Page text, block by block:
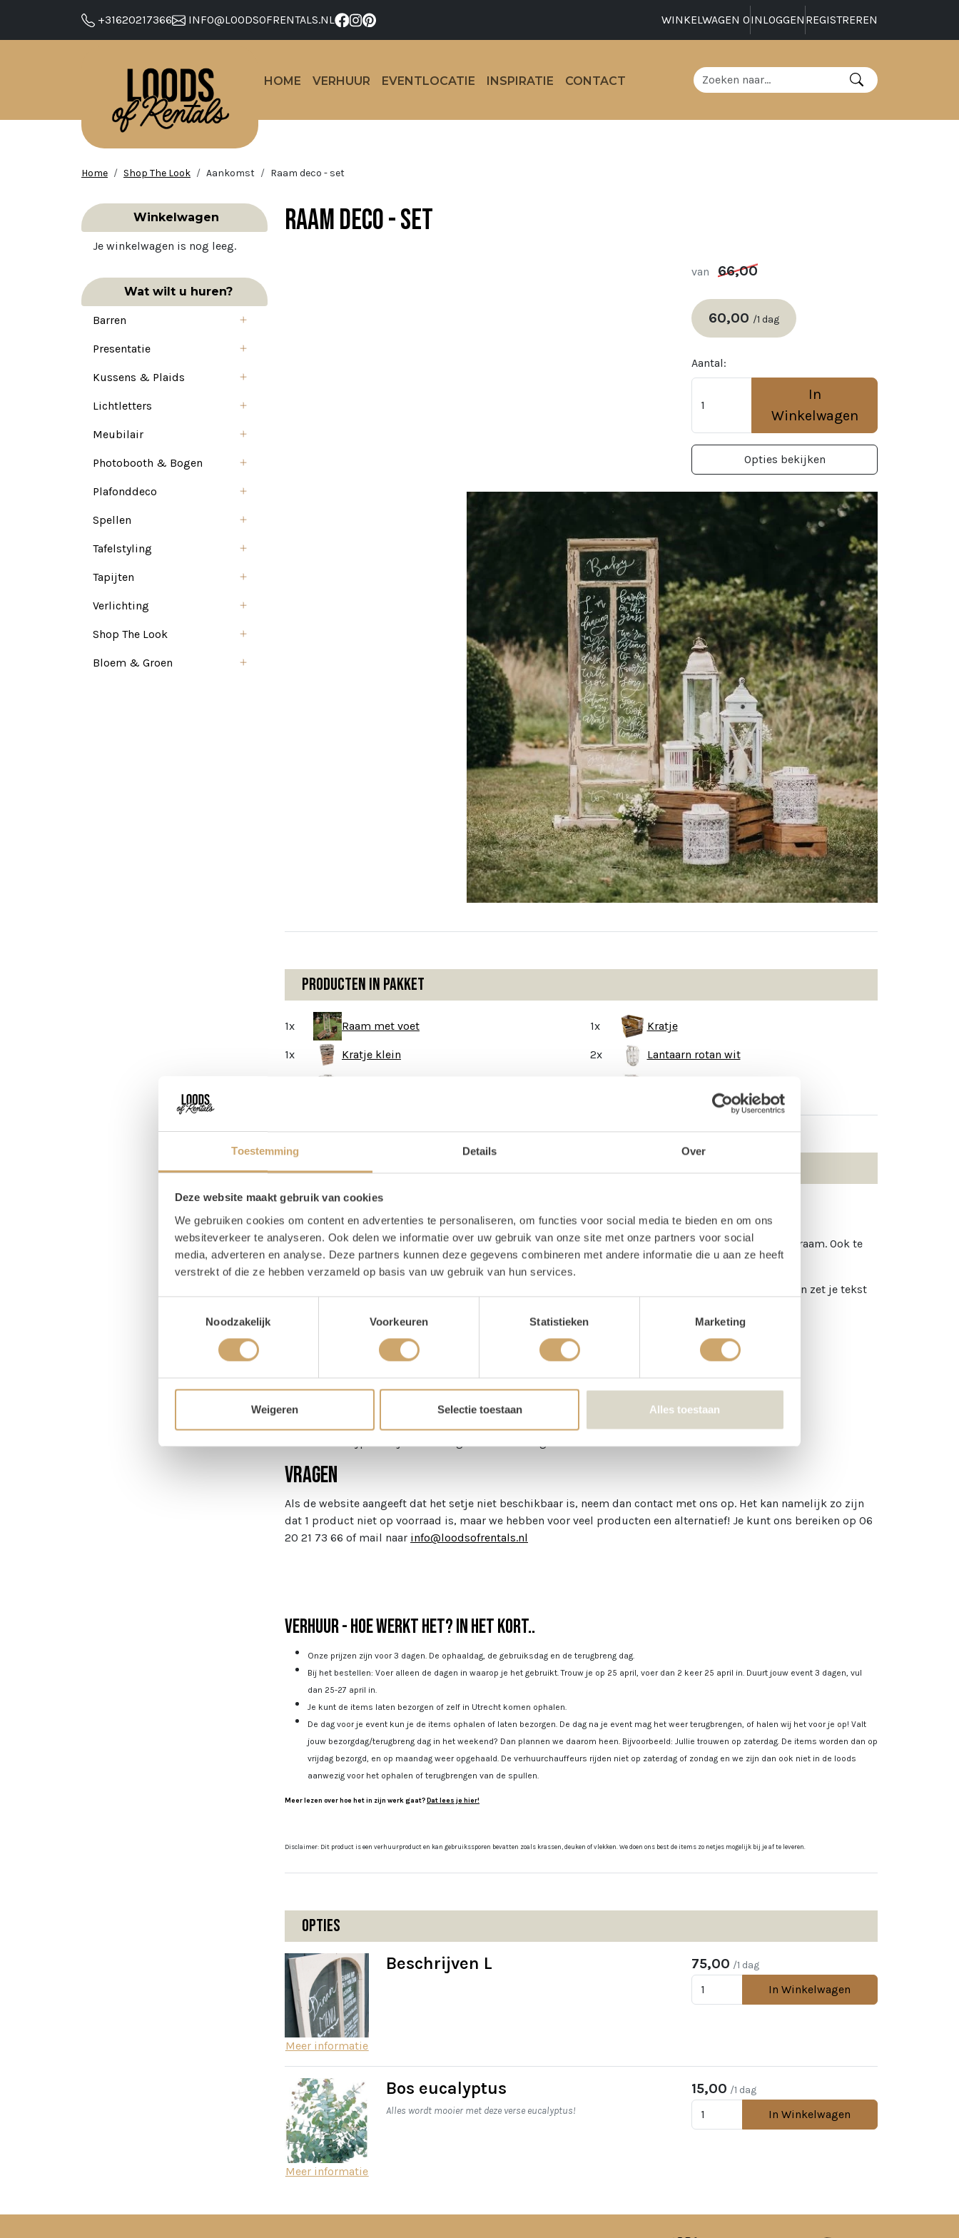
Toestemming Details Over
Deze website maakt gebruik van cookies
We gebruiken cookies om content en advertenties te personaliseren, om functies voor social media te bieden en om ons
websiteverkeer te analyseren. Ook delen we informatie over uw gebruik van onze site met onze partners voor social
media, adverteren en analyse. Deze partners kunnen deze gegevens combineren met andere informatie die u aan ze heeft
verstrekt of die ze hebben verzameld op basis van uw gebruik van hun services.
Noodzakelijk
Voorkeuren Statistieken Marketing
Weigeren Selectie toestaan Alles toestaan
+31620217366 INFO@LOODSOFRENTALS.NL WINKELWAGEN 0INLOGGEN REGISTREREN
HOME VERHUUR EVENTLOCATIE INSPIRATIE CONTACT
Home Shop The Look Aankomst Raam deco - set
Winkelwagen
Je winkelwagen is nog leeg.
Wat wilt u huren?
Barren
Presentatie
Kussens & Plaids
Lichtletters
Meubilair
Photobooth & Bogen
Plafonddeco
Spellen
Tafelstyling
Tapijten
Verlichting
Shop The Look
Bloem & Groen
Raam deco - set
van 66,00
60,00 /1 dag
Aantal:
In
Winkelwagen
Opties bekijken
Producten in pakket
1x Raam met voet 1x Kratje
1x Kratje klein 2x Lantaarn rotan wit
Omschrijving
Raam deco - set
Dit toffe setje kun je neerzetten als welkom of zet het in een leuk hoekje met een toffe quote op het raam. Ook te
gebruiken als time table van je dag of schrijf het menu van jullie diner op.
LET OP!: Wil je graag dat wij het raam voor je beschrijven? Klik dan als extra optie beschrijven aan, en zet je tekst
Tips
Vragen
Als de website aangeeft dat het setje niet beschikbaar is, neem dan contact met ons op. Het kan namelijk zo zijn
dat 1 product niet op voorraad is, maar we hebben voor veel producten een alternatief! Je kunt ons bereiken op 06
20 21 73 66 of mail naar info@loodsofrentals.nl
Verhuur - Hoe werkt het? In het kort..
Onze prijzen zijn voor 3 dagen. De ophaaldag, de gebruiksdag en de terugbreng dag.
Bij het bestellen: Voer alleen de dagen in waarop je het gebruikt. Trouw je op 25 april, voer dan 2 keer 25 april in. Duurt jouw event 3 dagen, vul
dan 25-27 april in.
Je kunt de items laten bezorgen of zelf in Utrecht komen ophalen.
De dag voor je event kun je de items ophalen of laten bezorgen. De dag na je event mag het weer terugbrengen, of halen wij het voor je op! Valt
jouw bezorgdag/terugbreng dag in het weekend? Dan plannen we daarom heen. Bijvoorbeeld: Jullie trouwen op zaterdag. De items worden dan op
vrijdag bezorgd, en op maandag weer opgehaald. De verhuurchauffeurs rijden niet op zaterdag of zondag en we zijn dan ook niet in de loods
aanwezig voor het ophalen of terugbrengen van de spullen.
Meer lezen over hoe het in zijn werk gaat?Dat lees je hier!
Disclaimer: Dit product is een verhuurproduct en kan gebruikssporen bevatten zoals krassen, deuken of vlekken. We doen ons best de items zo netjes mogelijk bij je af te leveren.
Opties
Meer informatie
75,00 /1 dag
In Winkelwagen
Beschrijven L
Meer informatie
15,00 /1 dag
In Winkelwagen
Bos eucalyptus
Alles wordt mooier met deze verse eucalyptus!